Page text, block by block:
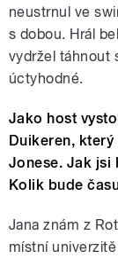
neustrnul ve
s dobou. Hrál
vydržel táhnout
úctyhodné.
Jako host
Duikeren,
Jonese. Jak jsi
Kolik bude
Jana znám z
místní